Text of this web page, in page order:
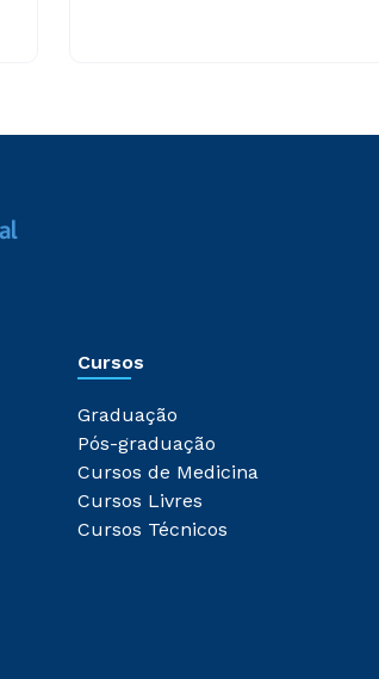
Cursos
Graduação
Pós-graduação
Cursos de Medicina
Cursos Livres
Cursos Técnicos